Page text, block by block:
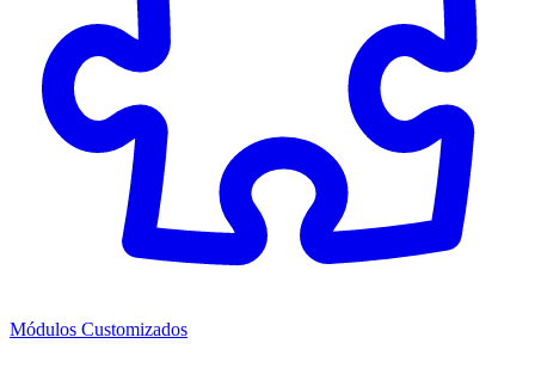
Módulos Customizados